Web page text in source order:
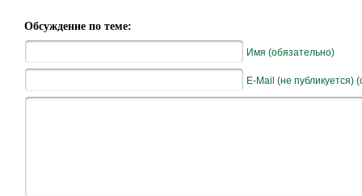
Обсуждение по теме:
Имя (обязательно)
E-Mail (не публикуется)